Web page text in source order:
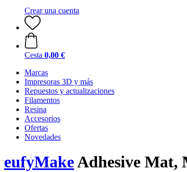
Crear una cuenta
Cesta 0,00 €
Marcas
Impresoras 3D y más
Repuestos y actualizaciones
Filamentos
Resina
Accesorios
Ofertas
Novedades
eufyMakeAdhesive Mat,